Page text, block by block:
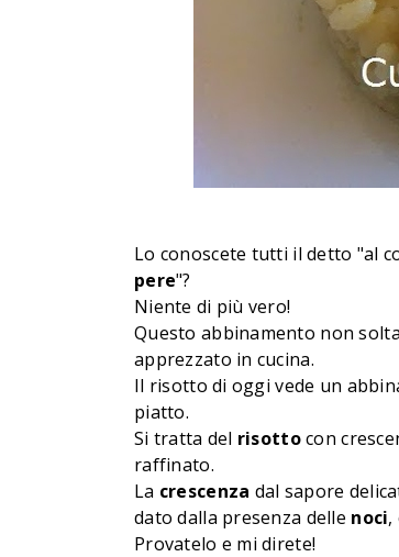
Lo conoscete tutti il detto "al
pere"?
Niente di più vero!
Questo abbinamento non
apprezzato in cucina.
Il risotto di oggi vede un
piatto.
Si tratta del risottocon
raffinato.
La crescenza dal sapore
dato dalla presenza delle noci,
Provatelo e mi direte!